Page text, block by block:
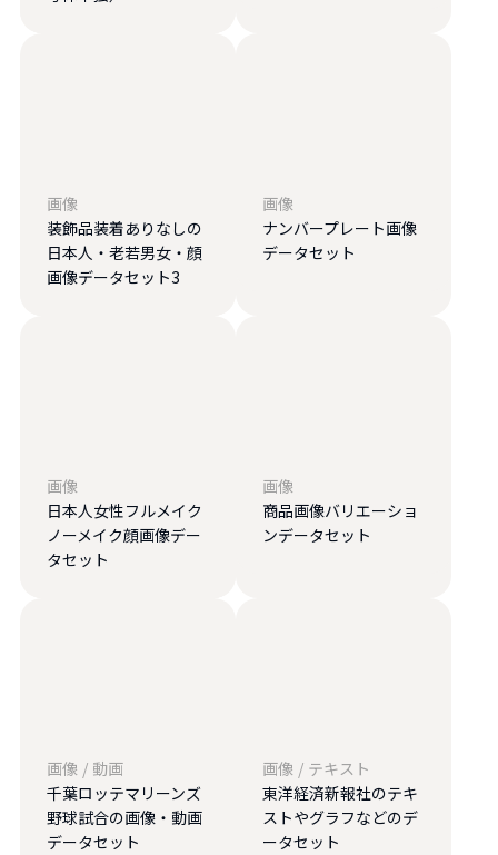
画像
装飾品装着ありなしの
日本人・老若男女・顔
画像データセット3
画像
ナンバープレート画像
データセット
画像
日本人女性フルメイク
ノーメイク顔画像デー
タセット
画像
商品画像バリエーショ
ンデータセット
画像 / 動画
千葉ロッテマリーンズ
野球試合の画像・動画
データセット
画像 / テキスト
東洋経済新報社のテキ
ストやグラフなどのデ
ータセット